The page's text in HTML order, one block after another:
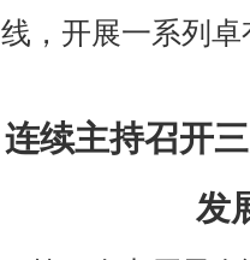
线，开展一系列
连续主持召开
发